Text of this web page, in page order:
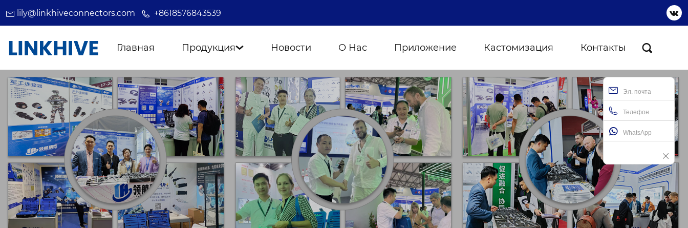
lily@linkhiveconnectors.com +8618576843539 
Главная Продукция Новости О Нас Приложение Кастомизация Контакты 
Эл. почта
Телефон
WhatsApp